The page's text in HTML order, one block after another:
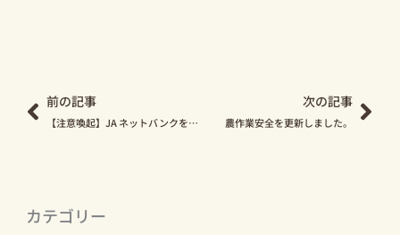
カテゴリー
前の記事
【注意喚起】JA ネットバンクを装ったフィッシングメールによる被害発生について
次の記事
農作業安全を更新しました。